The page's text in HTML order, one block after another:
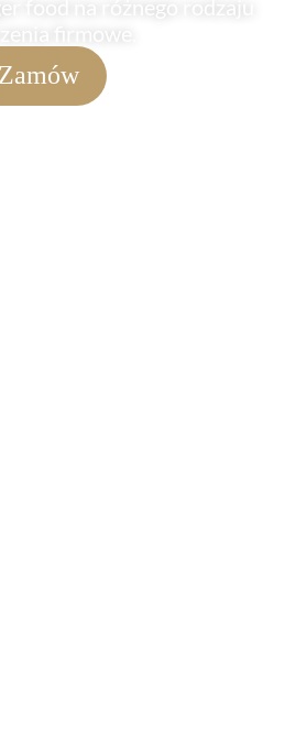
food na różnego rodzaju
Zamów